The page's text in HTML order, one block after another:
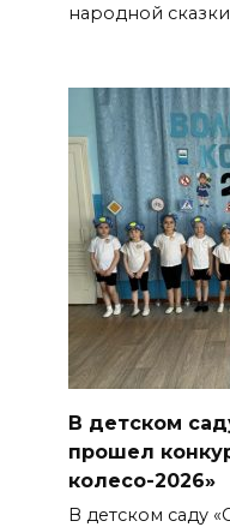
народной
В детском
прошел
колесо-2026»
В детском саду